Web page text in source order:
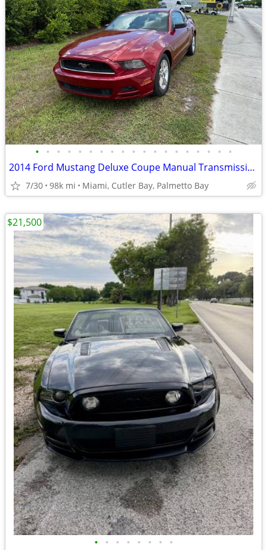
• • • • • • • • • • • • • • • • • • •
2014 Ford Mustang Deluxe Coupe Manual Transmission
7/30 98k mi Miami, Cutler Bay, Palmetto Bay
• • • • • • • •
$21,500